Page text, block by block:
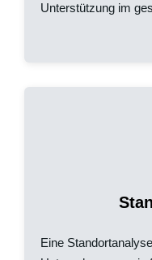
Unterstützung im
Eine